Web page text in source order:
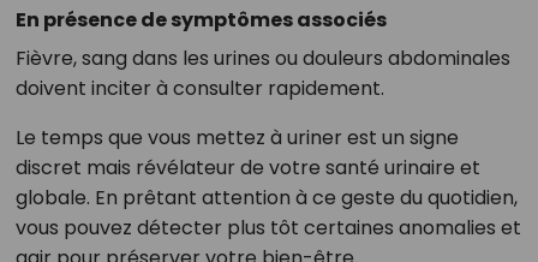
En présence de symptômes associés
Fièvre, sang dans les urines ou douleurs abdominales
doivent inciter à consulter rapidement.
Le temps que vous mettez à uriner est un signe
discret mais révélateur de votre santé urinaire et
globale. En prêtant attention à ce geste du quotidien,
vous pouvez détecter plus tôt certaines anomalies et